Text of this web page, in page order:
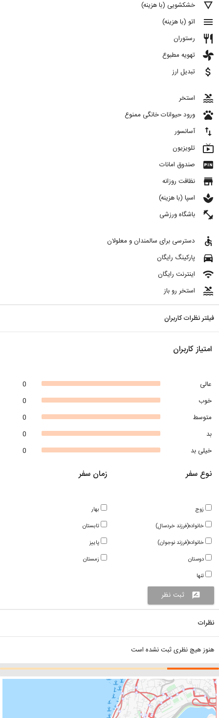
details خشکشویی (با هزینه)
menu اتو (با هزینه)
restaurant رستوران
toys تهویه مطبوع
attach_money تبدیل ارز
pool استخر
pets ورود حیوانات خانگی ممنوع
import_export آسانسور
live_tv تلویزیون
fiber_pin صندوق امانات
store نظافت روزانه
spa اسپا (با هزینه)
fitness_center باشگاه ورزشی
accessible دسترسی برای سالمندان و معلولان
directions_car پارکینگ رایگان
wifi اینترنت رایگان
pool استخر رو باز
فیلتر نظرات کاربران
امتیاز کاربران
0
عالی
0
خوب
0
متوسط
0
بد
0
خیلی بد
زمان سفر
بهار
تابستان
پاییز
زمستان
نوع سفر
زوج
خانواده(فرزند خردسال)
خانواده(فرزند نوجوان)
دوستان
تنها
rate_review ثبت نظر
نظرات
هنوز هیچ نظری ثبت نشده است